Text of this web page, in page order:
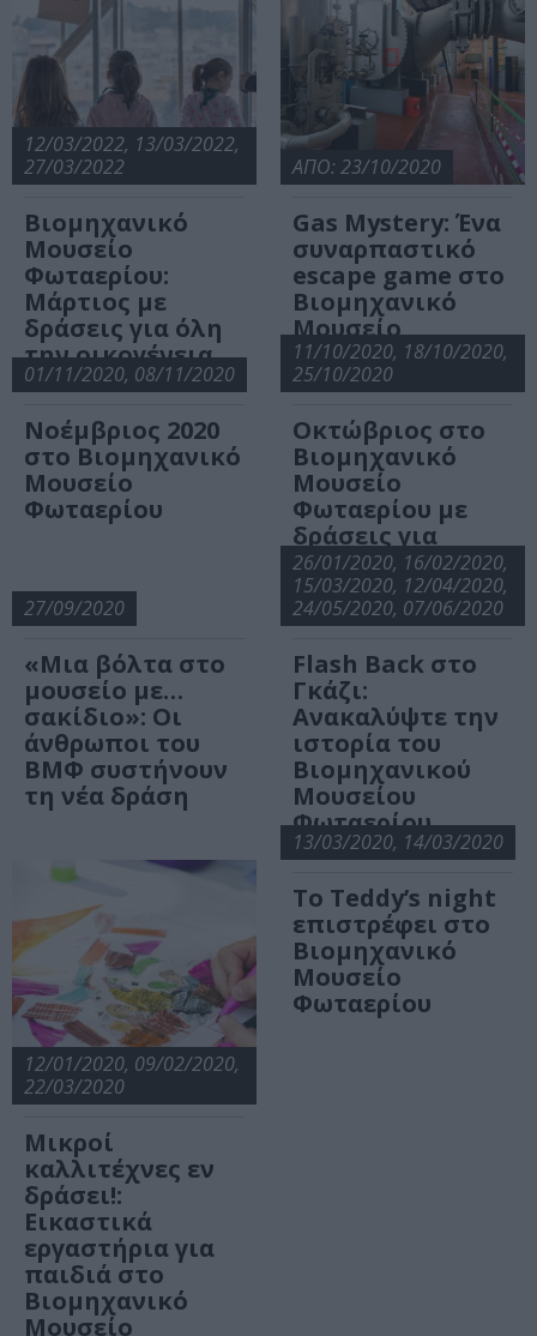
12/03/2022, 13/03/2022,
27/03/2022
Βιομηχανικό
Μουσείο
Φωταερίου:
Μάρτιος με
δράσεις για όλη
την οικογένεια
ΑΠΟ: 23/10/2020
Gas Mystery: Ένα
συναρπαστικό
escape game στο
Βιομηχανικό
Μουσείο
Φωταερίου
01/11/2020, 08/11/2020
Νοέμβριος 2020
στο Βιομηχανικό
Μουσείο
Φωταερίου
11/10/2020, 18/10/2020,
25/10/2020
Οκτώβριος στο
Βιομηχανικό
Μουσείο
Φωταερίου με
δράσεις για
μικρούς και
μεγάλους!
27/09/2020
«Μια βόλτα στο
μουσείο με…
σακίδιο»: Οι
άνθρωποι του
ΒΜΦ συστήνουν
τη νέα δράση
26/01/2020, 16/02/2020,
15/03/2020, 12/04/2020,
24/05/2020, 07/06/2020
Flash Back στο
Γκάζι:
Ανακαλύψτε την
ιστορία του
Βιομηχανικού
Μουσείου
Φωταερίου
12/01/2020, 09/02/2020,
22/03/2020
Μικροί
καλλιτέχνες εν
δράσει!:
Εικαστικά
εργαστήρια για
παιδιά στο
Βιομηχανικό
Μουσείο
13/03/2020, 14/03/2020
Το Teddy’s night
επιστρέφει στο
Βιομηχανικό
Μουσείο
Φωταερίου